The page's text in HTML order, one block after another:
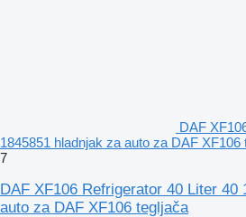
DAF
1845851 hladnjak za auto za DAF XF106
7
DAF XF106 Refrigerator 40 Liter 40
auto za DAF XF106 tegljača